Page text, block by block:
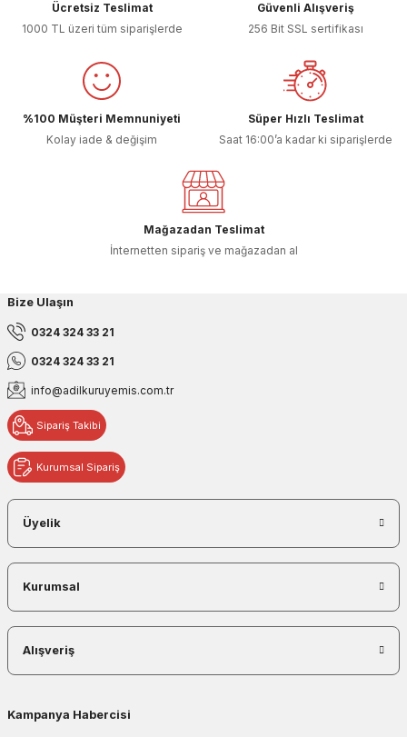
Ürün fiyatı diğer sitelerden daha pahalı.
Ücretsiz Teslimat
1000 TL üzeri tüm siparişlerde
Güvenli Alışveriş
256 Bit SSL sertifikası
%100 Müşteri Memnuniyeti
Kolay iade & değişim
Süper Hızlı Teslimat
Saat 16:00’a kadar ki siparişlerde
Mağazadan Teslimat
İnternetten sipariş ve mağazadan al
Bize Ulaşın
0324 324 33 21
0324 324 33 21
info@adilkuruyemis.com.tr
Sipariş Takibi
Kurumsal Sipariş
Üyelik
Kurumsal
Alışveriş
Kampanya Habercisi